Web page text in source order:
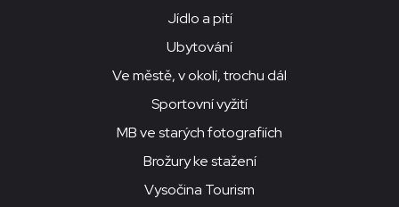
Jídlo a pití
Ubytování
Ve městě, v okolí, trochu dál
Sportovní vyžití
MB ve starých fotografiích
Brožury ke stažení
Vysočina Tourism